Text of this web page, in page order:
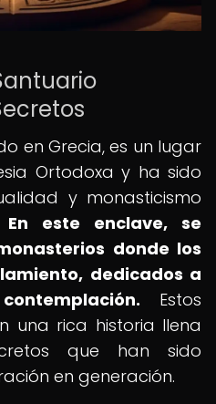
en Grecia, es un lugar
Ortodoxa y ha sido
y monasticismo
En este enclave, se
donde los
dedicados a
Estos
una rica historia llena
que han sido
en generación.